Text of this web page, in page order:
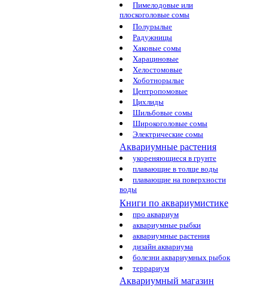
Пимелодовые или
плоскоголовые сомы
Полурылые
Радужницы
Хаковые сомы
Харациновые
Хелостомовые
Хоботнорылые
Центропомовые
Цихлиды
Шильбовые сомы
Широкоголовые сомы
Электрические сомы
Аквариумные растения
укореняющиеся в грунте
плавающие в толще воды
плавающие на поверхности
воды
Книги по аквариумистике
про аквариум
аквариумные рыбки
аквариумные растения
дизайн аквариума
болезни аквариумных рыбок
террариум
Аквариумный магазин